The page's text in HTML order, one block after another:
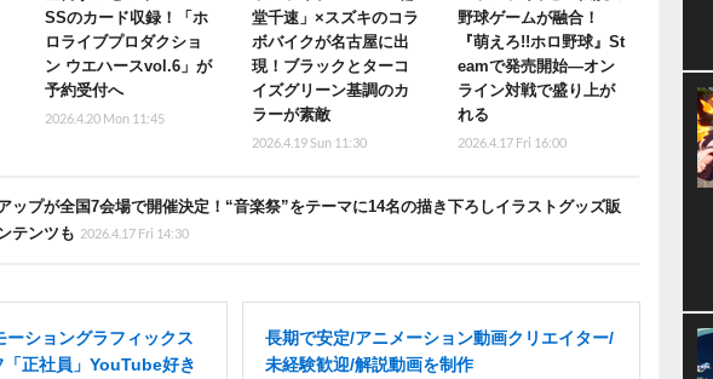
SSのカード収録！「ホ
ロライブプロダクショ
ン ウエハースvol.6」が
予約受付へ
2026.4.20 Mon 11:45
堂千速」×スズキのコラ
ボバイクが名古屋に出
現！ブラックとターコ
イズグリーン基調のカ
ラーが素敵
2026.4.19 Sun 11:30
野球ゲームが融合！
『萌えろ!!ホロ野球』St
eamで発売開始―オン
ライン対戦で盛り上が
れる
2026.4.17 Fri 16:00
ップが全国7会場で開催決定！“音楽祭”をテーマに14名の描き下ろしイラストグッズ販
テンツも 2026.4.17 Fri 14:30
ーショングラフィックス
正社員」YouTube好き
長期で安定/アニメーション動画クリエイター/
未経験歓迎/解説動画を制作